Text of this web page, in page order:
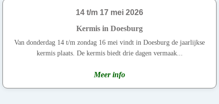
14 t/m 17 mei 2026
Kermis in Doesburg
Van donderdag 14 t/m zondag 16 mei vindt in Doesburg de jaarlijkse
kermis plaats. De kermis biedt drie dagen vermaak...
Meer info